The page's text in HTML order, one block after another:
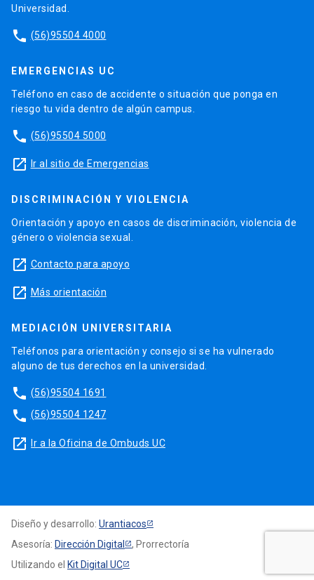
Universidad.
phone (56)95504 4000
EMERGENCIAS UC
Teléfono en caso de accidente o situación que ponga en
riesgo tu vida dentro de algún campus.
phone (56)95504 5000
launch Ir al sitio de Emergencias
DISCRIMINACIÓN Y VIOLENCIA
Orientación y apoyo en casos de discriminación, violencia de
género o violencia sexual.
launch Contacto para apoyo
launch Más orientación
MEDIACIÓN UNIVERSITARIA
Teléfonos para orientación y consejo si se ha vulnerado
alguno de tus derechos en la universidad.
phone (56)95504 1691
phone (56)95504 1247
launch Ir a la Oficina de Ombuds UC
Diseño y desarrollo: Urantiacos
Asesoría: Dirección Digital
, Prorrectoría
Utilizando el Kit Digital UC